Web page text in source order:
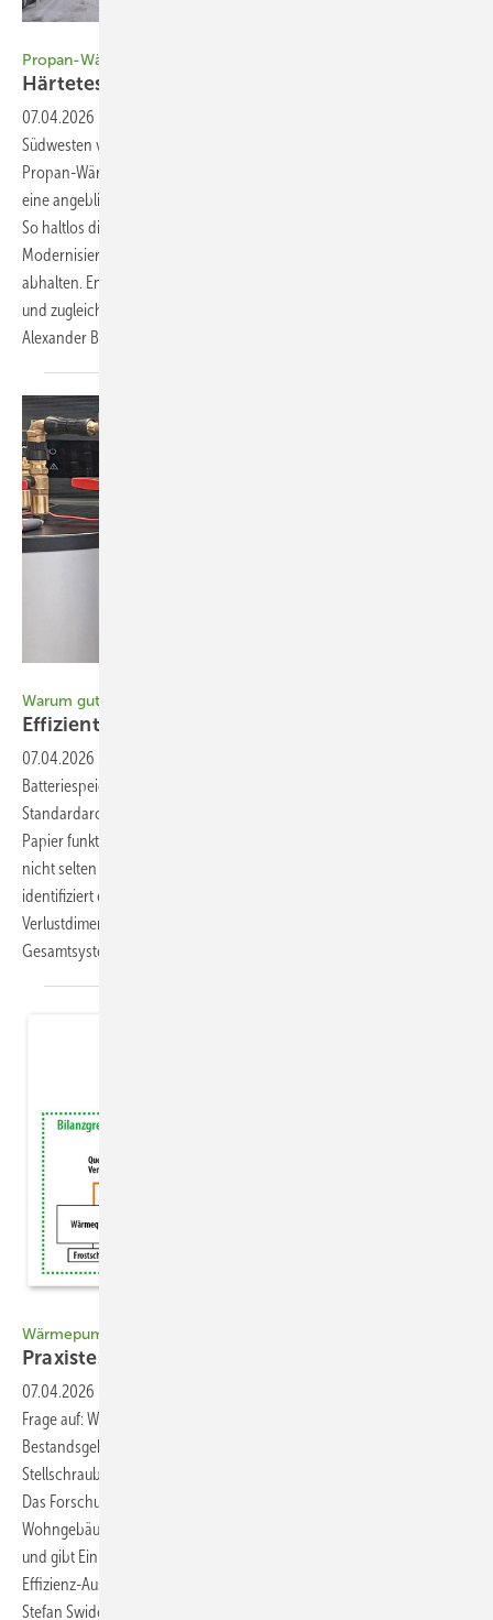
Propan-Wärmepumpen bei Stromausfall
Härtetest für
07.04.2026
Südwesten viele Betroffene auf eine Nervenprobe. Besitzer:innen von
Propan-Wärmepumpen wurden zusätzlich durch das Gerücht über
eine angebliche Explosionsgefahr durch das Kältemittel verunsichert.
So haltlos diese Behauptung auch ist, kann sie doch
Modernisierungswillige von einem Wechsel zur Umweltwärme
abhalten. Energieberatende können jedoch auf die Ängste eingehen
und zugleich über die Vorteile einer Modernisierung aufklären.
Alexander Borchert
Warum gute Technik schlecht läuft
Effiziente Technik – ineffizienter
07.04.2026
Batteriespeicher und Energiemanagementsystem gelten als neue
Standardarchitektur der Energiewende in Wohngebäuden. Auf dem
Papier funktionieren sie hocheffizient – im realen Betrieb bleiben sie
nicht selten hinter ihren Möglichkeiten zurück. Eine Praxisstudie
identifiziert eine bislang nicht berücksichtigte systemische
Verlustdimension. Sie entsteht im Zusammenspiel des
Gesamtsystems. Moritz
Wärmepumpen in Bestandsgebäuden, Teil 3
Praxistest
07.04.2026
Frage auf: Wie effizient sind Wärmepumpen in älteren
Bestandsgebäuden tatsächlich – und welche wesentlichen
Stellschrauben gibt es, wenn parallel dazu nur begrenzt saniert wird?
Das Forschungsprojekt „Wärmepumpen-Praxis im hessischen
Wohngebäude­bestand“ liefert dazu Feldergebnisse für das Jahr 2024
und gibt Einblicke aus Vor-Ort-Terminen. Dieser dritte Beitrag fasst die
Effizienz-Auswertungen und zentrale Begleitbefunde ­zusammen.
Stefan Swiderek, Marc Großklos, Nikolaus Diefenbach, Guillaume